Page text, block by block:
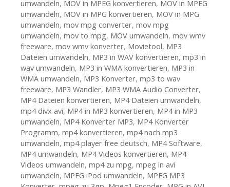
umwandeln, MOV in MPEG konvertieren, MOV in MPEG
umwandeln, MOV in MPG konvertieren, MOV in MPG
umwandeln, mov mpg converter, mov mpg
umwandeln, mov to mpg, MOV umwandeln, mov wmv
freeware, mov wmv konverter, Movietool, MP3
Dateien umwandeln, MP3 in WAV konvertieren, mp3 in
wav umwandeln, MP3 in WMA konvertieren, MP3 in
WMA umwandeln, MP3 Konverter, mp3 to wav
freeware, MP3 Wandler, MP3 WMA Audio Converter,
MP4 Dateien konvertieren, MP4 Dateien umwandeln,
mp4 divx avi, MP4 in MP3 konvertieren, MP4 in MP3
umwandeln, MP4 Konverter MP3, MP4 Konverter
Programm, mp4 konvertieren, mp4 nach mp3
umwandeln, mp4 player free deutsch, MP4 Software,
MP4 umwandeln, MP4 Videos konvertieren, MP4
Videos umwandeln, mp4 zu mpg, mpeg in avi
umwandeln, MPEG iPod umwandeln, MPEG MP3